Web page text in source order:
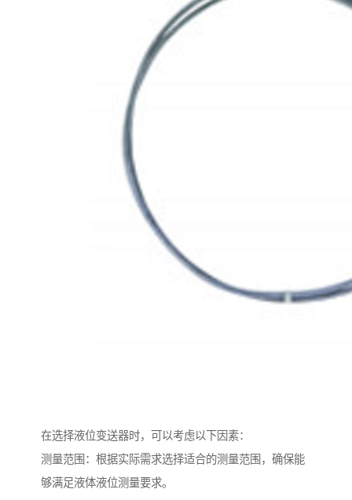
在选择液位变送器时，可以考虑以下因素：
测量范围：根据实际需求选择适合的测量范围，确保能
够满足液体液位测量要求。